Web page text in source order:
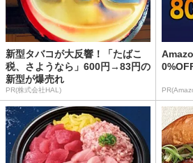
新型タバコが大反響！「たばこ
税、さようなら」600円→83円の
新型が爆売れ
PR(株式会社HAL)